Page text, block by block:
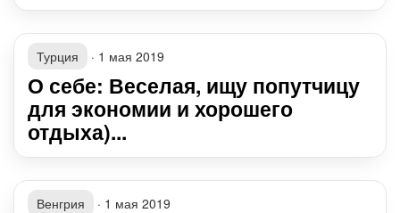
Турция · 1 мая 2019
О себе: Веселая, ищу попутчицу
для экономии и хорошего
отдыха)...
Венгрия · 1 мая 2019